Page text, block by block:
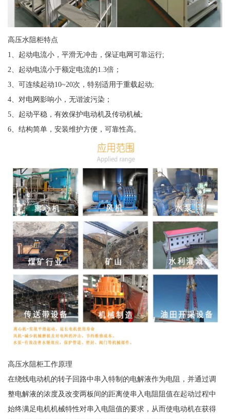
高压水阻柜特点
1、起动电流小，平滑无冲击，保证电网可靠运行;
2、起动电流小于额定电流的1.3倍；
3、可连续起动10~20次，特别适用于重载起动;
4、对电网影响小，无谐波污染；
5、起动平稳，有效保护电动机及传动机械;
6、结构简单，安装维护方便，可靠性高。
高压水阻柜工作原理
在绕线电动机的转子回路中串入特制的电解液作为电阻，并通过调
整电解液的浓度及改变两板间的距离使串入电阻阻值在起动过程中
始终满足电机机械特性对串入电阻值的要求，从而使电动机在获得